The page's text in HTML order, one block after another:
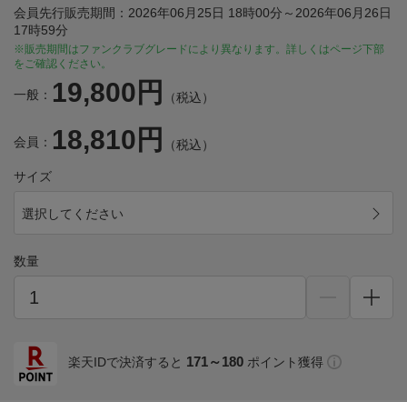
会員先行販売期間：2026年06月25日 18時00分～2026年06月26日
17時59分
※販売期間はファンクラブグレードにより異なります。詳しくはページ下部
をご確認ください。
一般： 19,800円 （税込）
会員： 18,810円 （税込）
サイズ
選択してください
数量
楽天IDで決済すると 171～180 ポイント獲得